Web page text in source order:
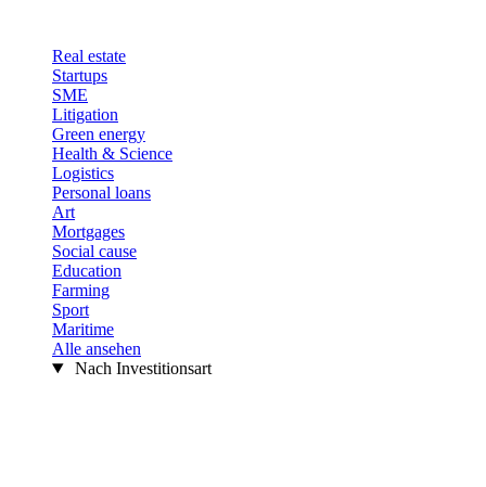
Real estate
Startups
SME
Litigation
Green energy
Health & Science
Logistics
Personal loans
Art
Mortgages
Social cause
Education
Farming
Sport
Maritime
Alle ansehen
Nach Investitionsart